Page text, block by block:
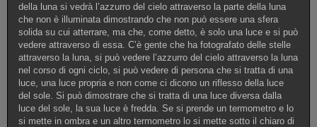
della luna si vedrà l’azzurro del cielo attraverso la parte della luna
che non è illuminata dimostrando che non può essere una sfera
solida su cui atterrare, ma che, come detto, è solo una luce e si può
vedere attraverso di essa. C’è gente che ha fotografato delle stelle
attraverso la luna, si può vedere l’azzurro del cielo attraverso la luna
nel corso di ogni ciclo, si può vedere di persona che si tratta di una
luce, una luce propria e non come ci dicono un riflesso della luce
del sole. Si può dimostrare che si tratta di una luce diversa dalla
luce del sole, la sua luce è fredda. Se si prende un termometro e lo
si mette in ombra e un altro termometro lo si mette sotto il chiaro di